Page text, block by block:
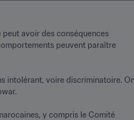
avoir des conséquences
peuvent paraître
intolérant, voire discriminatoire.
y compris le Comité